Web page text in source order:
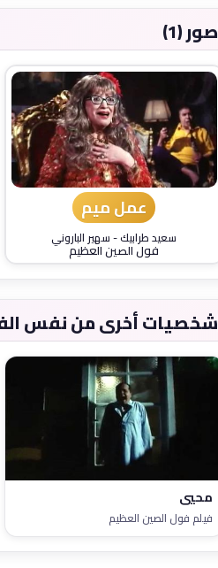
صور (1)
عمل ميم
سعيد طرابيك-سهير الباروني
فول الصين العظيم
شخصيات أخرى من نفس
محيي
فيلم فول الصين العظيم